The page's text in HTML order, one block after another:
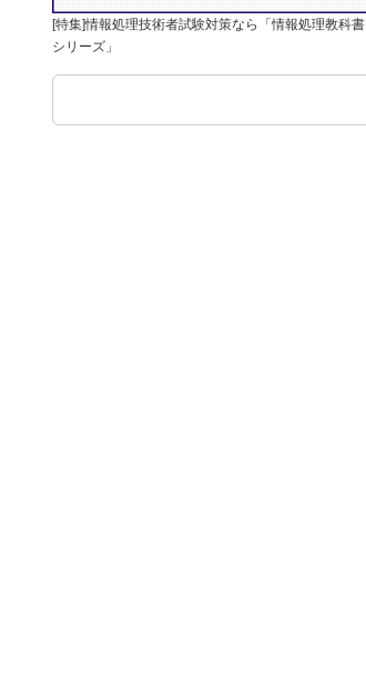
[特集]情報処理技術者試験対策なら「情報処理教科書
シリーズ」